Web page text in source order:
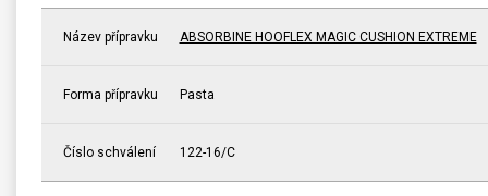
Název přípravku ABSORBINE HOOFLEX MAGIC CUSHION EXTREME
Forma přípravku Pasta
Číslo schválení 122-16/C